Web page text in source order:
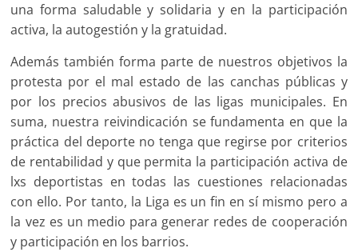
una forma saludable y solidaria y en la participación
activa, la autogestión y la gratuidad.
Además también forma parte de nuestros objetivos la
protesta por el mal estado de las canchas públicas y
por los precios abusivos de las ligas municipales. En
suma, nuestra reivindicación se fun­damenta en que la
práctica del deporte no tenga que regirse por criterios
de rentabilidad y que permita la participación activa de
lxs deportistas en todas las cuestiones relacionadas
con ello. Por tanto, la Liga es un fin en sí mismo pero a
la vez es un medio para generar redes de cooperación
y participación en los barrios.